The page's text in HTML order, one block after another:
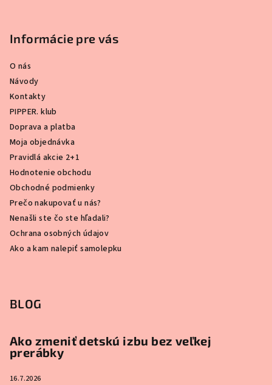
Informácie pre vás
O nás
Návody
Kontakty
PIPPER. klub
Doprava a platba
Moja objednávka
Pravidlá akcie 2+1
Hodnotenie obchodu
Obchodné podmienky
Prečo nakupovať u nás?
Nenašli ste čo ste hľadali?
Ochrana osobných údajov
Ako a kam nalepiť samolepku
BLOG
Ako zmeniť detskú izbu bez veľkej
prerábky
16.7.2026